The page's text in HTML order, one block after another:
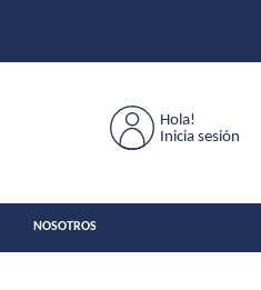
Hola!
Inicia sesión
NOSOTROS